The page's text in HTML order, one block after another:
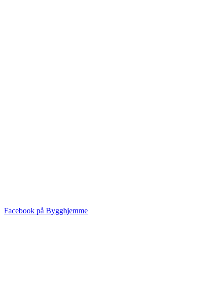
Facebook på Bygghjemme